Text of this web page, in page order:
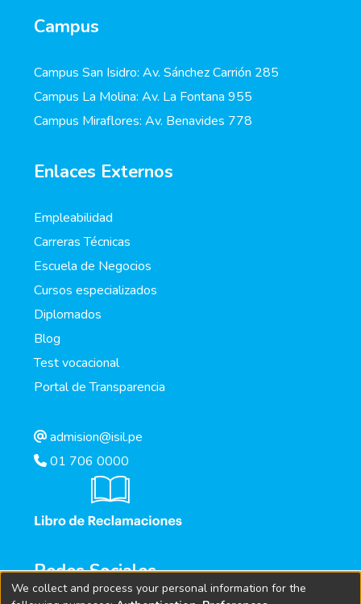
Campus
Campus San Isidro: Av. Sánchez Carrión 285
Campus La Molina: Av. La Fontana 955
Campus Miraflores: Av. Benavides 778
Enlaces Externos
Empleabilidad
Carreras Técnicas
Escuela de Negocios
Cursos especializados
Diplomados
Blog
Test vocacional
Portal de Transparencia
admision@isil.pe
01 706 0000
Redes Sociales
We collect and process your personal information for the